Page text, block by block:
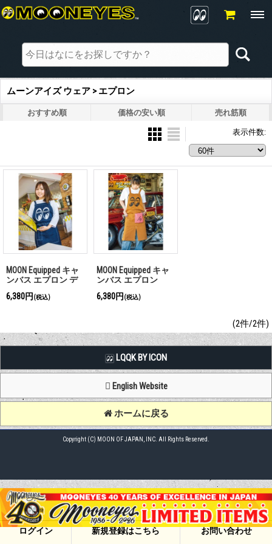
ログイン 新規登録はこちら お問い合わせ
ムーンアイズ ウェア > エプロン
おすすめ順 価格の安い順 売れ筋順
表示件数:
MOON Equipped キャ
ンバス エプロン デ
6,380円 (税込)
MOON Equipped キャ
ンバス エプロン
6,380円 (税込)
(2件/2件)
LQQK BY ICON
English Website
ホームに戻る
Copyright (C) MOON OF JAPAN, INC. All Rights Reserved.